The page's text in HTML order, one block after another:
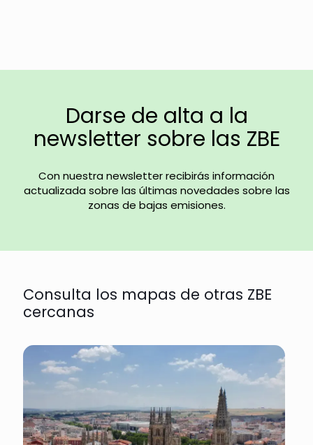
Darse de alta a la
newsletter sobre las ZBE
Con nuestra newsletter recibirás información
actualizada sobre las últimas novedades sobre las
zonas de bajas emisiones.
Consulta los mapas de otras ZBE
cercanas